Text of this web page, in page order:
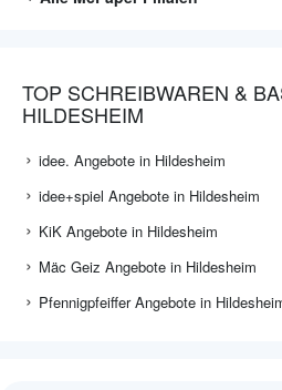
TOP SCHREIBWAREN &
HILDESHEIM
idee. Angebote in Hildesheim
idee+spiel Angebote in Hildesheim
KiK Angebote in Hildesheim
Mäc Geiz Angebote in Hildesheim
Pfennigpfeiffer Angebote in